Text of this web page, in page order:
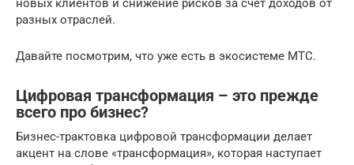
новых клиентов и снижение рисков за счет доходов от
разных отраслей.
Давайте посмотрим, что уже есть в экосистеме МТС.
Цифровая трансформация – это прежде
всего про бизнес?
Бизнес-трактовка цифровой трансформации делает
акцент на слове «трансформация», которая наступает